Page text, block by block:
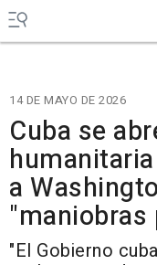
14 DE MAYO DE 2026
Cuba se
a
"El Gobierno